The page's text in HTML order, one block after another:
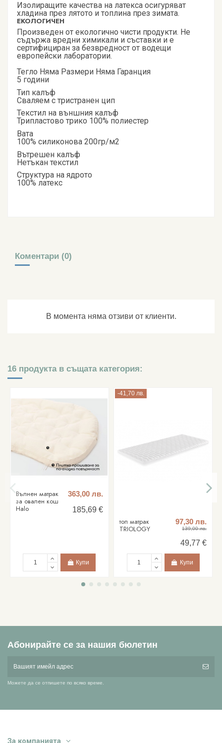
Изолиращите качества на латекса осигуряват
хладина през лятото и топлина през зимата.
ЕКОЛОГИЧЕН
Произведен от екологично чисти продукти. Не
съдържа вредни химикали и съставки и е
сертифициран за безвредност от водещи
европейски лаборатории.
Тегло Няма Размери Няма Гаранция
5 години
Тип калъф
Сваляем с тристранен цип
Текстил на външния калъф
Трипластово трико 100% полиестер
Вата
100% силиконова 200гр/м2
Вътрешен калъф
Нетъкан текстил
Структура на ядрото
100% латекс
Коментари (0)
В момента няма отзиви от клиенти.
16 продукта в същата категория:
Вълнен матрак
за овален кош
Halo
363,00 лв.
185,69 €
Купи
-41,70 лв.
топ матрак
TRIOLOGY
97,30 лв.
139,00 лв.
49,77 €
Купи
Абонирайте се за нашия бюлетин
Можете да се отпишете по всяко време.
За компанията